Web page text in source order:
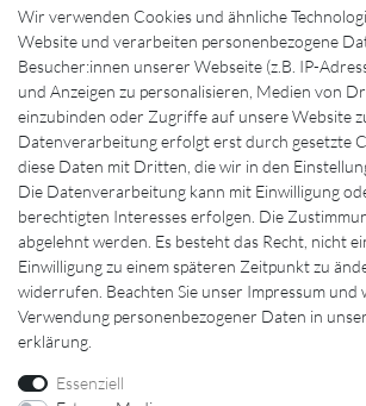
Beratung & Kontakt
Mein Konto
Versand
Ausgewählte Marken für Sie
Wir verwenden Cookies und ähnliche
Website und verarbeiten personenbezogene
Besucher:innen unserer Webseite (z.B. IP-
und Anzeigen zu personalisieren, Medien von
einzubinden oder Zugriffe auf unsere Website
Datenverarbeitung erfolgt erst durch gesetzte
diese Daten mit Dritten, die wir in den
Die Datenverarbeitung kann mit Einwilligung
berechtigten Interesses erfolgen. Die
abgelehnt werden. Es besteht das Recht, nicht
Einwilligung zu einem späteren Zeitpunkt zu
widerrufen. Beachten Sie unser Impressum und
Verwendung personenbezogener Daten in
erklärung
Essenziell